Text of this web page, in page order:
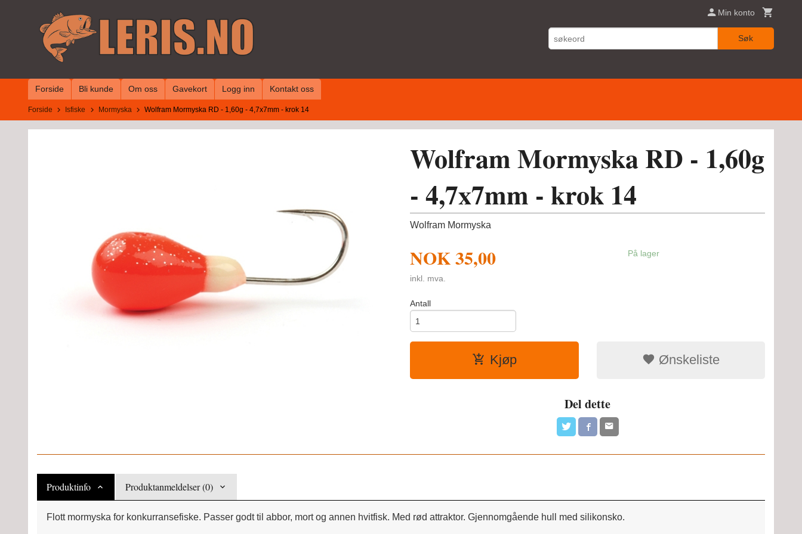
Min konto
Søk
Forside Bli kunde Om oss Gavekort Logg inn Kontakt oss
Forside Isfiske Mormyska Wolfram Mormyska RD - 1,60g - 4,7x7mm - krok 14
Wolfram Mormyska RD - 1,60g
- 4,7x7mm - krok 14
Wolfram Mormyska
NOK35,00
inkl. mva.
På lager
Antall
Kjøp Ønskeliste
Del dette
Produktinfo Produktanmeldelser (0)
Flott mormyska for konkurransefiske. Passer godt til abbor, mort og annen hvitfisk. Med rød attraktor. Gjennomgående hull med silikonsko.